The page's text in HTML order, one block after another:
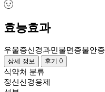
효능효과
우울증신경과민불면증불안증
상세 정보 후기 0
식약처 분류
정신신경용제